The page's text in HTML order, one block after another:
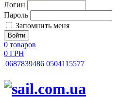
Логин
Пароль
Запомнить меня
0 товаров
0 ГРН
0687839486 0504115577